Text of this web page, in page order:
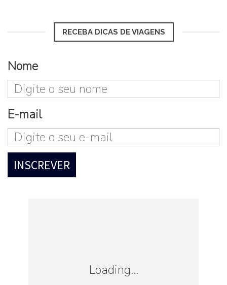
RECEBA DICAS DE VIAGENS
Nome
E-mail
Loading...